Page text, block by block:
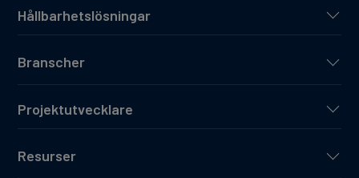
Hållbarhetslösningar
Branscher
Projektutvecklare
Resurser